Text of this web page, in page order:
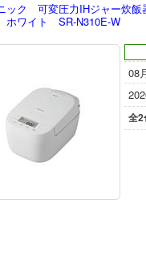
ック 可変圧力IHジャー炊
ホワイト SR-N310E-W
08
全2